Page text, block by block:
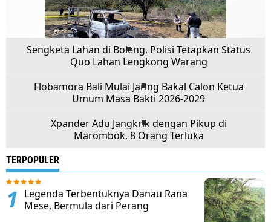
Sengketa Lahan di Boleng, Polisi Tetapkan Status
Quo Lahan Lengkong Warang
Flobamora Bali Mulai Jaring Bakal Calon Ketua
Umum Masa Bakti 2026-2029
Xpander Adu Jangkrik dengan Pikup di
Marombok, 8 Orang Terluka
TERPOPULER
Legenda Terbentuknya Danau Rana
Mese, Bermula dari Perang